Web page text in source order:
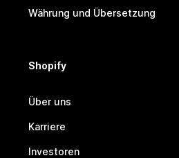
Währung und Übersetzung
Shopify
Über uns
Karriere
Investoren